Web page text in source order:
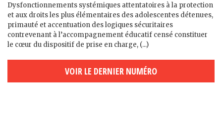
Dysfonctionnements systémiques attentatoires à la protection
et aux droits les plus élémentaires des adolescent·es détenu·es,
primauté et accentuation des logiques sécuritaires
contrevenant à l’accompagnement éducatif censé constituer
le cœur du dispositif de prise en charge, (...)
VOIR LE DERNIER NUMÉRO